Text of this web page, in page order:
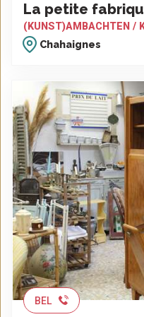
La petite
(KUNST)AMBACHTEN /
Chahaignes
BEL